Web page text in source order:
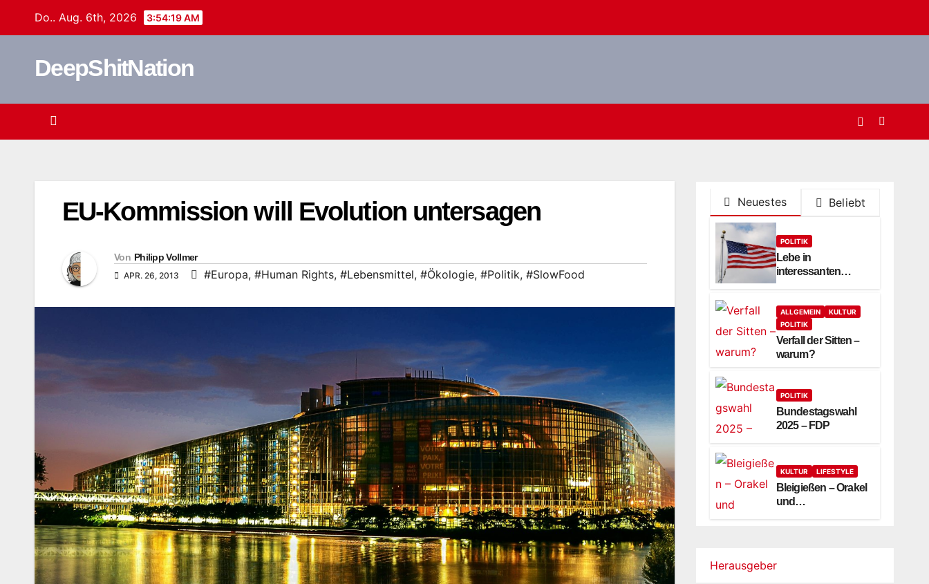
Do.. Aug. 6th, 2026 3:54:20 AM
DeepShitNation
EU-Kommission will Evolution untersagen
Von Philipp Vollmer
APR. 26, 2013 #Europa, #Human Rights, #Lebensmittel, #Ökologie, #Politik, #SlowFood
Neuestes Beliebt
POLITIK
Lebe in
interessanten
Zeiten
ALLGEMEIN
KULTUR
POLITIK
Verfall der Sitten –
warum?
POLITIK
Bundestagswahl
2025 – FDP
KULTUR LIFESTYLE
Bleigießen – Orakel
und
Herausgeber